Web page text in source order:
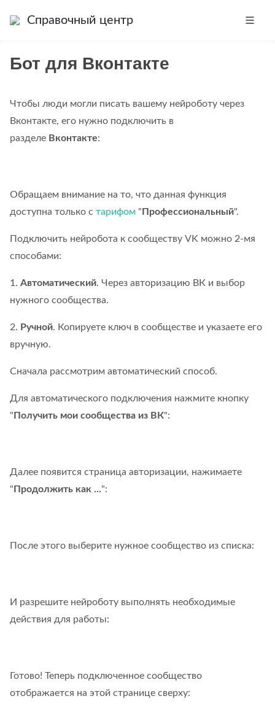
Справочный центр
Бот для Вконтакте
Чтобы люди могли писать вашему нейроботу через
Вконтакте, его нужно подключить в
разделе Вконтакте:
Обращаем внимание на то, что данная функция
доступна только с тарифом " Профессиональный".
Подключить нейробота к сообществу VK можно 2-мя
способами:
1. Автоматический. Через авторизацию ВК и выбор
нужного сообщества.
2. Ручной. Копируете ключ в сообществе и указаете его
вручную.
Сначала рассмотрим автоматический способ.
Для автоматического подключения нажмите кнопку
" Получить мои сообщества из ВК":
Далее появится страница авторизации, нажимаете
" Продолжить как ...":
После этого выберите нужное сообщество из списка:
И разрешите нейроботу выполнять необходимые
действия для работы:
Готово! Теперь подключенное сообщество
отображается на этой странице сверху: